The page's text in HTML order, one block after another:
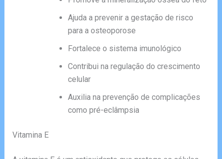
Ajuda a prevenir a gestação de risco
para a osteoporose
Fortalece o sistema imunológico
Contribui na regulação do crescimento
celular
Auxilia na prevenção de complicações
como pré-eclâmpsia
Vitamina E